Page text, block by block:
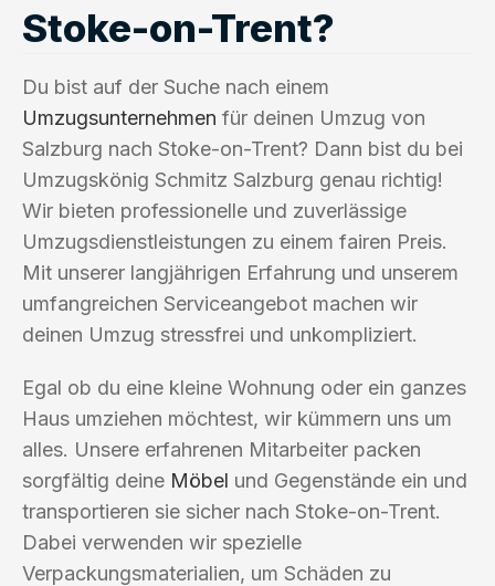
Stoke-on-Trent?
Du bist auf der Suche nach einem
Umzugsunternehmen für deinen Umzug von
Salzburg nach Stoke-on-Trent? Dann bist du bei
Umzugskönig Schmitz Salzburg genau richtig!
Wir bieten professionelle und zuverlässige
Umzugsdienstleistungen zu einem fairen Preis.
Mit unserer langjährigen Erfahrung und unserem
umfangreichen Serviceangebot machen wir
deinen Umzug stressfrei und unkompliziert.
Egal ob du eine kleine Wohnung oder ein ganzes
Haus umziehen möchtest, wir kümmern uns um
alles. Unsere erfahrenen Mitarbeiter packen
sorgfältig deine Möbel und Gegenstände ein und
transportieren sie sicher nach Stoke-on-Trent.
Dabei verwenden wir spezielle
Verpackungsmaterialien, um Schäden zu